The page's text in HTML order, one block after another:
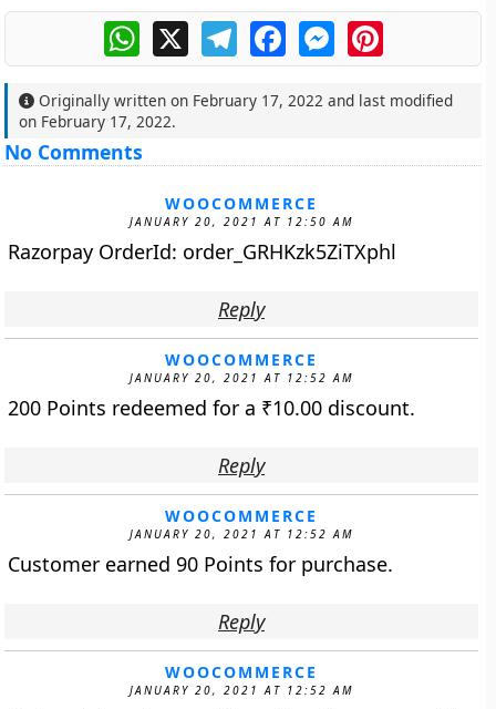
WhatsApp
X TelegramFacebookMessengerPinterest
Originally written on February 17, 2022 and last modified
on February 17, 2022.
No Comments
WOOCOMMERCE
JANUARY 20, 2021 AT 12:50 AM
Razorpay OrderId: order_GRHKzk5ZiTXphl
Reply
WOOCOMMERCE
JANUARY 20, 2021 AT 12:52 AM
200 Points redeemed for a ₹10.00 discount.
Reply
WOOCOMMERCE
JANUARY 20, 2021 AT 12:52 AM
Customer earned 90 Points for purchase.
Reply
WOOCOMMERCE
JANUARY 20, 2021 AT 12:52 AM